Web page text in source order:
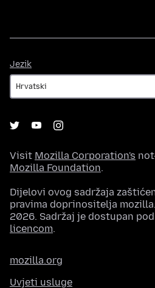
Jezik
Visit Mozilla Corporation's
Mozilla Foundation.
Dijelovi ovog sadržaja
pravima doprinositelja
2026. Sadržaj je dostupan pod
licencom.
mozilla.org
Uvjeti usluge